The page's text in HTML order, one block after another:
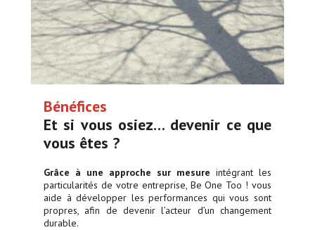
Bénéfices
Et si vous osiez… devenir ce que
vous êtes ?
Grâce à une approche sur mesure intégrant les
particularités de votre entreprise, Be One Too ! vous
aide à développer les performances qui vous sont
propres, afin de devenir l’acteur d’un changement
durable.